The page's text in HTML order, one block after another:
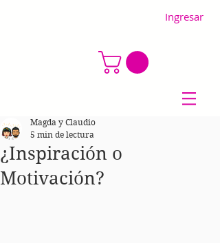
Ingresar
¿Inspiración o
Motivación?
Magda y Claudio
5 min de lectura